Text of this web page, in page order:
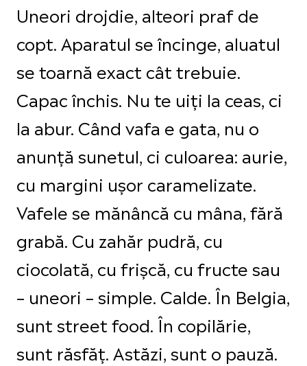
Uneori drojdie, alteori praf de
copt. Aparatul se încinge, aluatul
se toarnă exact cât trebuie.
Capac închis. Nu te uiți la ceas, ci
la abur. Când vafa e gata, nu o
anunță sunetul, ci culoarea: aurie,
cu margini ușor caramelizate.
Vafele se mănâncă cu mâna, fără
grabă. Cu zahăr pudră, cu
ciocolată, cu frișcă, cu fructe sau
– uneori – simple. Calde. În Belgia,
sunt street food. În copilărie,
sunt răsfăț. Astăzi, sunt o pauză.